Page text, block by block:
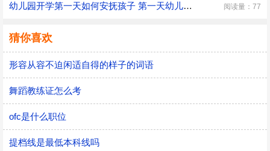
幼儿园开学第一天如何安抚孩子 第一天幼儿园开学安抚孩子的注意事项 阅读量：77
猜你喜欢
形容从容不迫闲适自得的样子的词语
舞蹈教练证怎么考
ofc是什么职位
提档线是最低本科线吗